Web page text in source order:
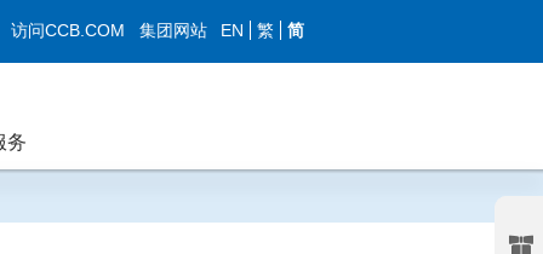
访问CCB.COM 集团网站 EN 繁 简
务